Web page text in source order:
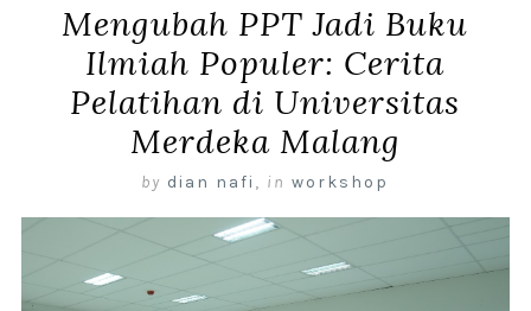
Mengubah PPT Jadi Buku
Ilmiah Populer: Cerita
Pelatihan di Universitas
Merdeka Malang
by dian nafi , in workshop